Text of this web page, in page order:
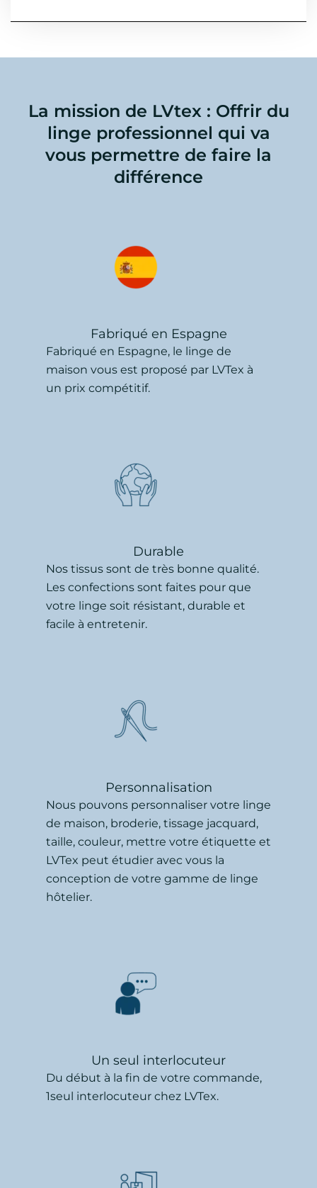
La mission de LVtex : Offrir du
linge professionnel qui va
vous permettre de faire la
différence
Fabriqué en Espagne
Fabriqué en Espagne, le linge de
maison vous est proposé par LVTex à
un prix compétitif.
Durable
Nos tissus sont de très bonne qualité.
Les confections sont faites pour que
votre linge soit résistant, durable et
facile à entretenir.
Personnalisation
Nous pouvons personnaliser votre linge
de maison, broderie, tissage jacquard,
taille, couleur, mettre votre étiquette et
LVTex peut étudier avec vous la
conception de votre gamme de linge
hôtelier.
Un seul interlocuteur
Du début à la fin de votre commande,
1seul interlocuteur chez LVTex.